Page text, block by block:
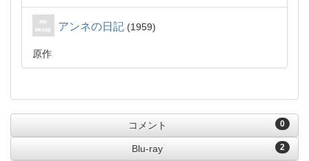
アンネの日記 1959
原作
0
コメント
2
Blu-ray